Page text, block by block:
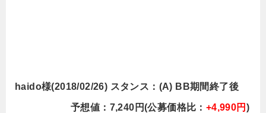
haido様(2018/02/26) スタンス：(A) BB期間終了後
予想値：7,240円(公募価格比： +4,990円 )